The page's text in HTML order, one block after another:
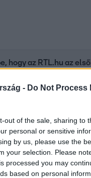
- Do Not Process
out of the sale, sharing to
personal or sensitive
by us, please use the
your selection. Please
processed you may
based on personal
hogy az RTL.hu az
találatokban!